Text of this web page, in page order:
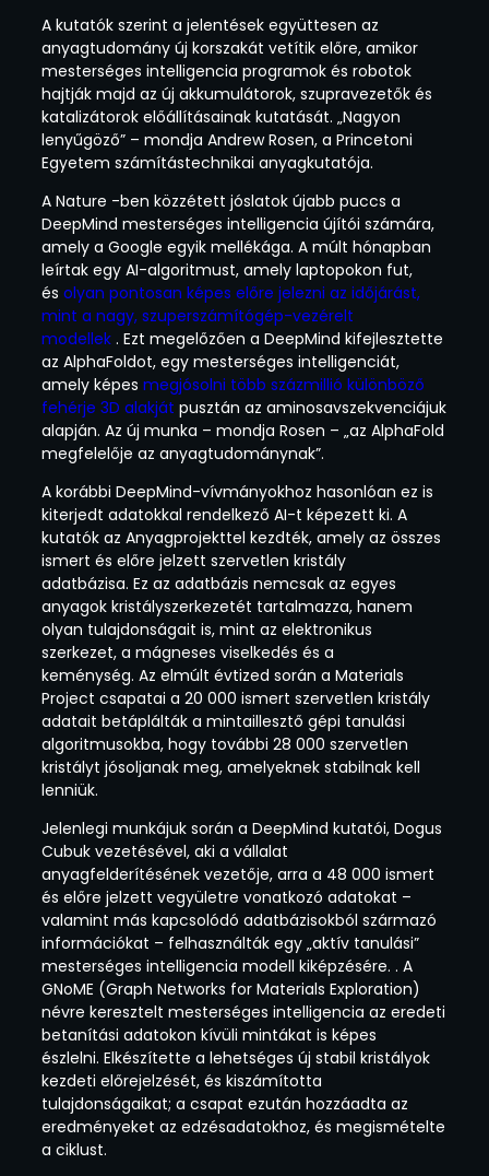
A kutatók szerint a jelentések együttesen az
anyagtudomány új korszakát vetítik előre, amikor
mesterséges intelligencia programok és robotok
hajtják majd az új akkumulátorok, szupravezetők és
katalizátorok előállításainak kutatását. „Nagyon
lenyűgöző” – mondja Andrew Rosen, a Princetoni
Egyetem számítástechnikai anyagkutatója.
A Nature -ben közzétett jóslatok újabb puccs a
DeepMind mesterséges intelligencia újítói számára,
amely a Google egyik mellékága. A múlt hónapban
leírtak egy AI-algoritmust, amely laptopokon fut,
és olyan pontosan képes előre jelezni az időjárást,
mint a nagy, szuperszámítógép-vezérelt
modellek . Ezt megelőzően a DeepMind kifejlesztette
az AlphaFoldot, egy mesterséges intelligenciát,
amely képes megjósolni több százmillió különböző
fehérje 3D alakját pusztán az aminosavszekvenciájuk
alapján. Az új munka – mondja Rosen – „az AlphaFold
megfelelője az anyagtudománynak”.
A korábbi DeepMind-vívmányokhoz hasonlóan ez is
kiterjedt adatokkal rendelkező AI-t képezett ki. A
kutatók az Anyagprojekttel kezdték, amely az összes
ismert és előre jelzett szervetlen kristály
adatbázisa. Ez az adatbázis nemcsak az egyes
anyagok kristályszerkezetét tartalmazza, hanem
olyan tulajdonságait is, mint az elektronikus
szerkezet, a mágneses viselkedés és a
keménység. Az elmúlt évtized során a Materials
Project csapatai a 20 000 ismert szervetlen kristály
adatait betáplálták a mintaillesztő gépi tanulási
algoritmusokba, hogy további 28 000 szervetlen
kristályt jósoljanak meg, amelyeknek stabilnak kell
lenniük.
Jelenlegi munkájuk során a DeepMind kutatói, Dogus
Cubuk vezetésével, aki a vállalat
anyagfelderítésének vezetője, arra a 48 000 ismert
és előre jelzett vegyületre vonatkozó adatokat –
valamint más kapcsolódó adatbázisokból származó
információkat – felhasználták egy „aktív tanulási”
mesterséges intelligencia modell kiképzésére. . A
GNoME (Graph Networks for Materials Exploration)
névre keresztelt mesterséges intelligencia az eredeti
betanítási adatokon kívüli mintákat is képes
észlelni. Elkészítette a lehetséges új stabil kristályok
kezdeti előrejelzését, és kiszámította
tulajdonságaikat; a csapat ezután hozzáadta az
eredményeket az edzésadatokhoz, és megismételte
a ciklust.